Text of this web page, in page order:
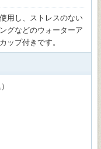
用し、ストレスのない
グなどのウォーターア
ップ付きです。